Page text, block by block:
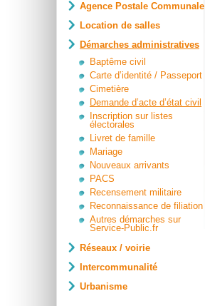
Agence Postale Communale
Location de salles
Démarches administratives
Baptême civil
Carte d’identité / Passeport
Cimetière
Demande d’acte d’état civil
Inscription sur listes
électorales
Livret de famille
Mariage
Nouveaux arrivants
PACS
Recensement militaire
Reconnaissance de filiation
Autres démarches sur
Service-Public.fr
Réseaux / voirie
Intercommunalité
Urbanisme